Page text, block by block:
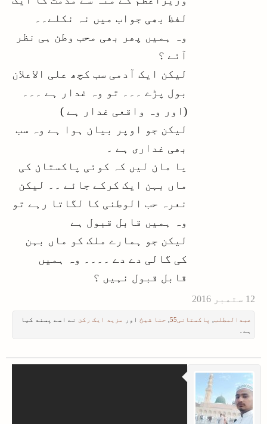
لفظ بھی جواب میں نہ نکلے۔۔
وہ ہمیں پھر بھی محب وطن ہی نظر
آئے ؟
لیکن ایک آدمی سب کچھ علی الاعلان
بول پڑے ۔۔۔ تو وہ غدار ہے ۔۔۔
(اور وہ واقعی غدار ہے )
لیکن جو اوپر بیان ہوا ہے وہ سب
بھی غداری ہے ۔
یا مان لیں کہ کوئی پاکستان کی
ماں بہن ایک کرکے جائے ۔۔ لیکن
نعرہ حب الوطنی کا لگاتا رہے تو
وہ ہمیں قابل قبول ہے
لیکن جو ہمارے ملک کو ماں بہن
کی گالی دے دے ۔۔۔۔ وہ ہمیں
قابل قبول نہیں ؟
عبدالمطلب پاکستانی55 حنا شیخ اور مزید ایک رکن
نے اسے پسند کیا
ہے۔